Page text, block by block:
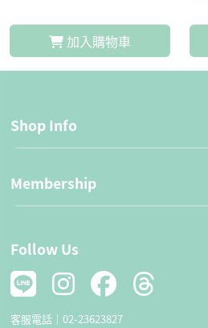
加入購物車
Shop Info
Membership
Follow Us
客服電話｜ 02-23623827